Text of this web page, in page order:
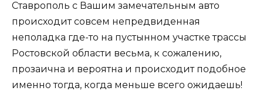
Ставрополь с Вашим замечательным авто
происходит совсем непредвиденная
неполадка где-то на пустынном участке трассы
Ростовской области весьма, к сожалению,
прозаична и вероятна и происходит подобное
именно тогда, когда меньше всего ожидаешь!